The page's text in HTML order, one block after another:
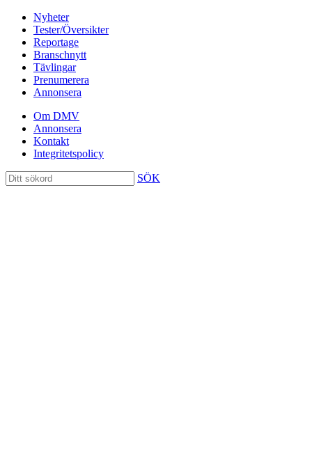
Nyheter
Tester/Översikter
Reportage
Branschnytt
Tävlingar
Prenumerera
Annonsera
Om DMV
Annonsera
Kontakt
Integritetspolicy
SÖK